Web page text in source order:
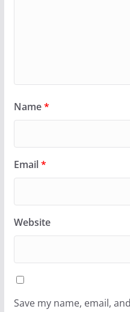
Name*
Email*
Website
Save my name, email,